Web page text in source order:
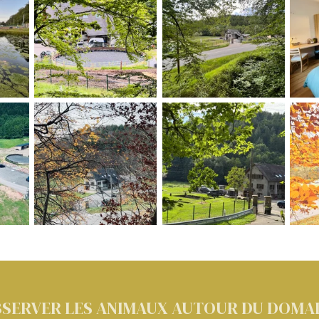
LES ANIMAUX AUTOUR DU